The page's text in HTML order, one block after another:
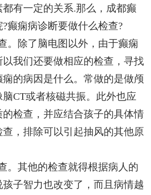
有一定的关系.那么，成都癫
癫痫病诊断要做什么检查?
。除了脑电图以外，由于癫痫
我们还要做相应的检查，寻找
痫的病因是什么。常做的是做颅
CT或者核磁共振。此外也应
检查，并应结合孩子的具体情
，排除可以引起抽风的其他原
。其他的检查就得根据病人的
子智力也改变了，而且病情越